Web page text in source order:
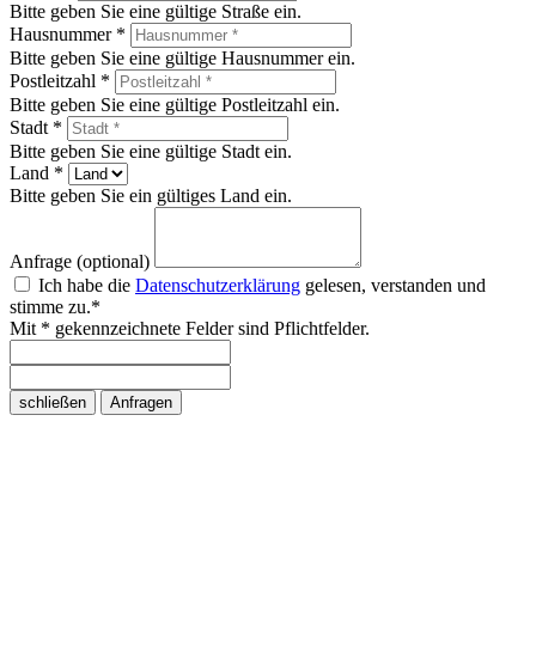
Bitte geben Sie eine gültige Straße ein.
Hausnummer *
Bitte geben Sie eine gültige Hausnummer ein.
Postleitzahl *
Bitte geben Sie eine gültige Postleitzahl ein.
Stadt *
Bitte geben Sie eine gültige Stadt ein.
Land *
Bitte geben Sie ein gültiges Land ein.
Anfrage (optional)
Ich habe die Datenschutzerklärung gelesen, verstanden und
stimme zu.*
Mit * gekennzeichnete Felder sind Pflichtfelder.
schließen Anfragen